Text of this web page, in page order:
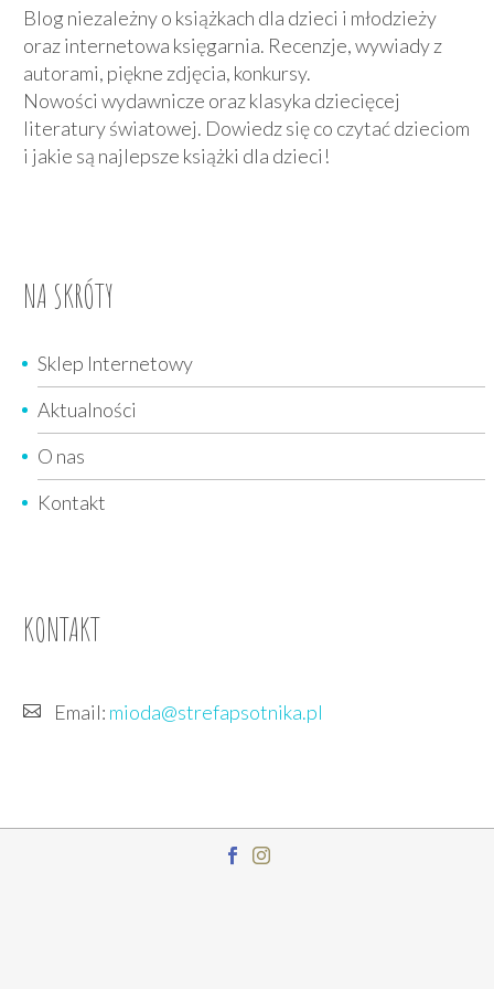
Blog niezależny o książkach dla dzieci i młodzieży
oraz internetowa księgarnia. Recenzje, wywiady z
autorami, piękne zdjęcia, konkursy.
Nowości wydawnicze oraz klasyka dziecięcej
literatury światowej. Dowiedz się co czytać dzieciom
i jakie są najlepsze książki dla dzieci!
NA SKRÓTY
Sklep Internetowy
Aktualności
O nas
Kontakt
KONTAKT
Email: mioda@strefapsotnika.pl